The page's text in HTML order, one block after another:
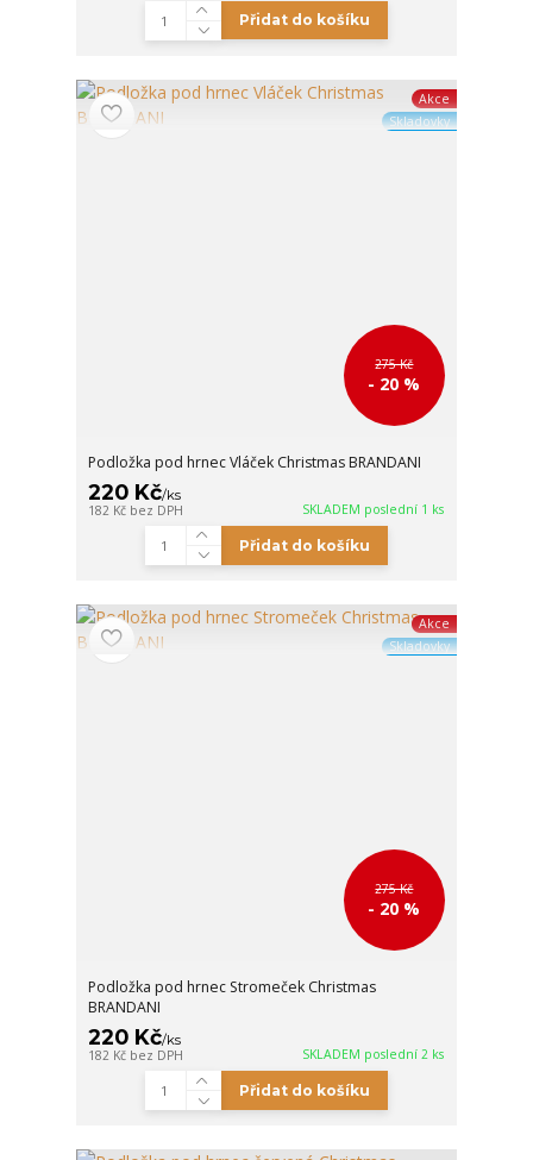
Přidat do košíku
Akce
Skladovky
275 Kč
- 20 %
Podložka pod hrnec Vláček Christmas BRANDANI
220 Kč/ks
182 Kč bez DPH SKLADEM poslední 1 ks
Přidat do košíku
Akce
Skladovky
275 Kč
- 20 %
Podložka pod hrnec Stromeček Christmas
BRANDANI
220 Kč/ks
182 Kč bez DPH SKLADEM poslední 2 ks
Přidat do košíku